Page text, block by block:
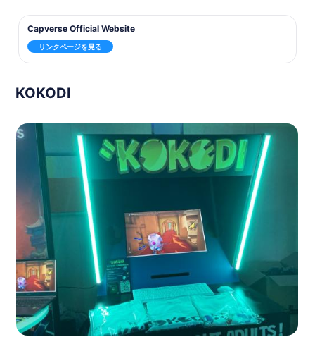
Capverse Official Website
リンクページを見る
KOKODI